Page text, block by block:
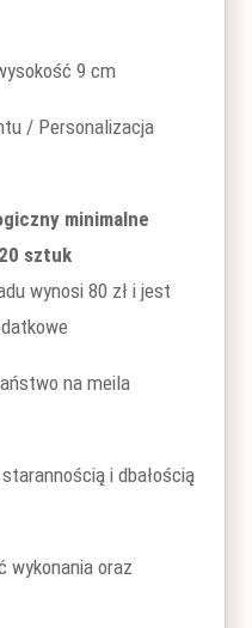
9 cm
/ Personalizacja
minimalne
sztuk
wynosi 80 zł i jest
na meila
i dbałością
wykonania oraz